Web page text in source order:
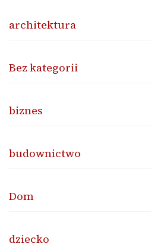
architektura
Bez kategorii
biznes
budownictwo
Dom
dziecko